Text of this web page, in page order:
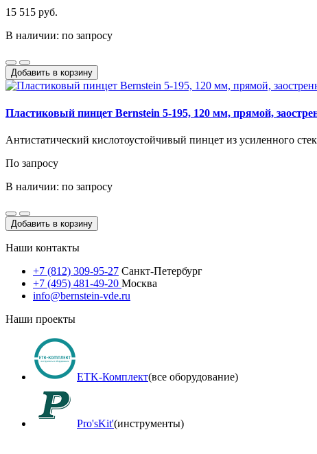
15 515 руб.
В наличии: по запросу
Добавить в корзину
Пластиковый пинцет Bernstein 5-195, 120 мм, прямой,
Антистатический кислотоустойчивый пинцет из усиленного
По запросу
В наличии: по запросу
Добавить в корзину
Наши контакты
+7 (812) 309-95-27 Санкт-Петербург
+7 (495) 481-49-20 Москва
info@bernstein-vde.ru
Наши проекты
ETK-Комплект(все оборудование)
Pro'sKit'(инструменты)